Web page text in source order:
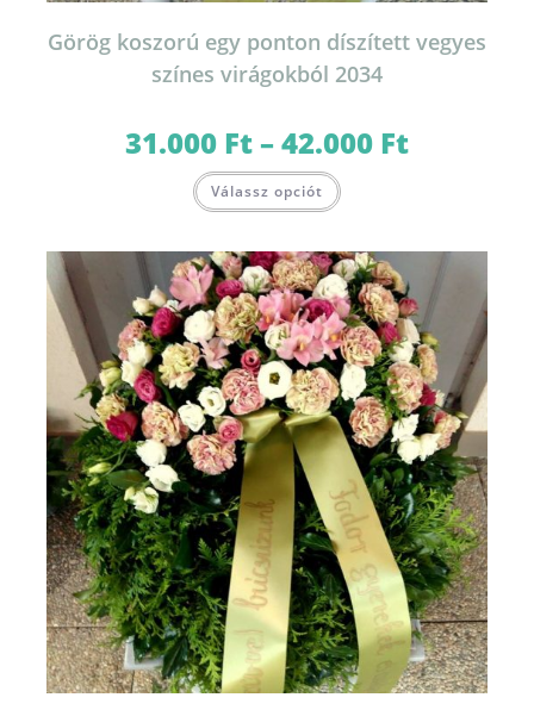
Görög koszorú egy ponton díszített vegyes
színes virágokból 2034
31.000 Ft–42.000 Ft31.000 Ft
Válassz opciót a
van.
A
változatok
a
termékoldalon
választhatók
ki